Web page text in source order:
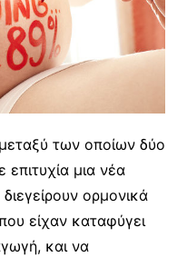
των οποίων δύο
μια νέα
ορμονικά
είχαν καταφύγει
και να